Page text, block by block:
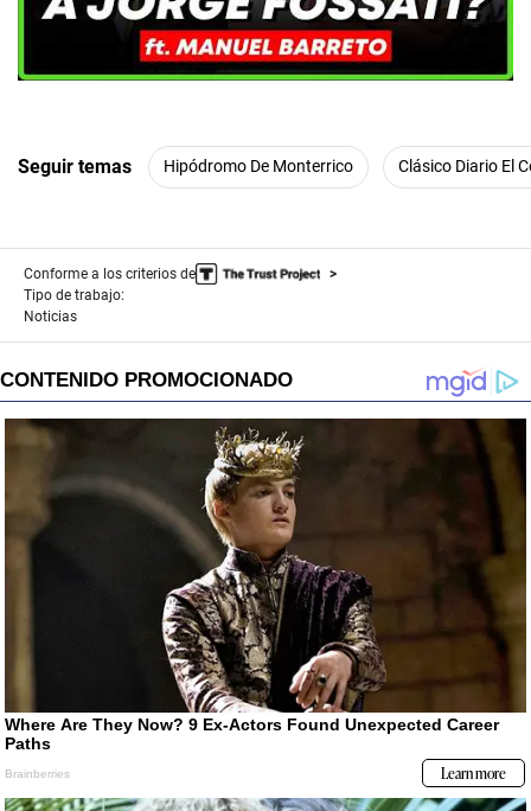
Seguir temas Hipódromo De Monterrico Clásico Diario El
Conforme a los criterios de
Tipo de trabajo:
Noticias